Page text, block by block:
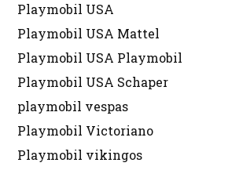
Playmobil USA
Playmobil USA Mattel
Playmobil USA Playmobil
Playmobil USA Schaper
playmobil vespas
Playmobil Victoriano
Playmobil vikingos